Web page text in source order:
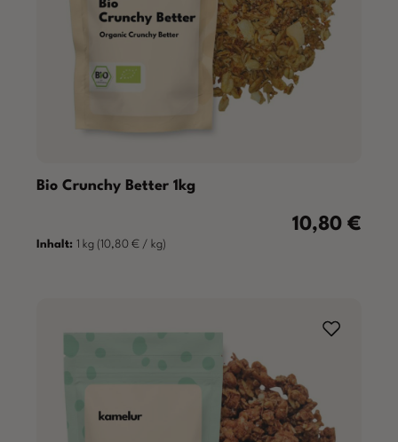
Bio Crunchy Better 1kg
Regulärer
10,80 €
Inhalt: 1 kg (10,80 € / kg)